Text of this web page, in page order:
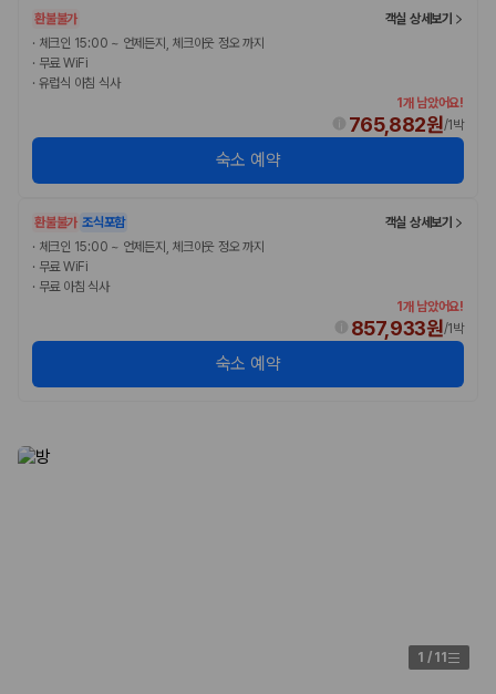
환불불가
객실 상세보기
· 체크인 15:00 ~ 언제든지, 체크아웃 정오 까지
· 무료 WiFi
· 유럽식 아침 식사
1개 남았어요!
765,882원/1박
숙소 예약
환불불가 조식포함
객실 상세보기
· 체크인 15:00 ~ 언제든지, 체크아웃 정오 까지
· 무료 WiFi
· 무료 아침 식사
1개 남았어요!
857,933원/1박
숙소 예약
1 / 11